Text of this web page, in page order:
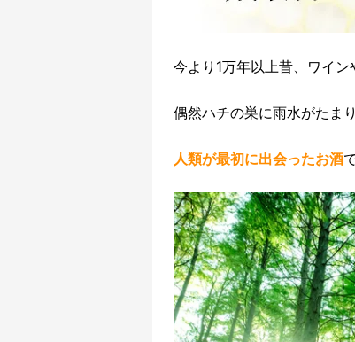
今より1万年以上昔、ワイン
偶然ハチの巣に雨水がたま
人類が最初に出会ったお酒